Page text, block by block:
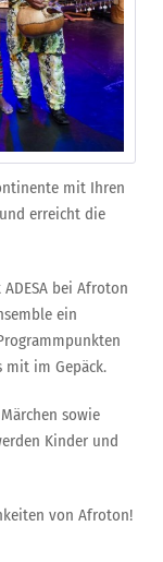
mit Ihren
erreicht die
bei Afroton
ein
mit im Gepäck.
sowie
Kinder und
von Afroton!